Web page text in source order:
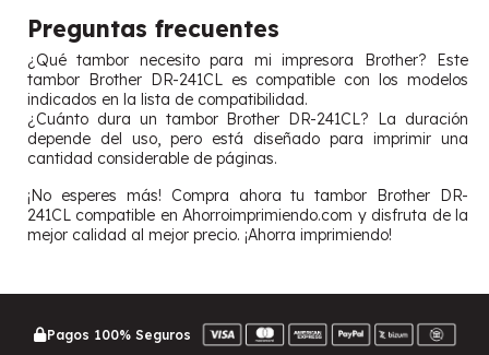
Preguntas frecuentes
¿Qué tambor necesito para mi impresora Brother? Este
tambor Brother DR-241CL es compatible con los modelos
indicados en la lista de compatibilidad.
¿Cuánto dura un tambor Brother DR-241CL? La duración
depende del uso, pero está diseñado para imprimir una
cantidad considerable de páginas.
¡No esperes más! Compra ahora tu tambor Brother DR-
241CL compatible en Ahorroimprimiendo.com y disfruta de la
mejor calidad al mejor precio. ¡Ahorra imprimiendo!
Pagos 100% Seguros